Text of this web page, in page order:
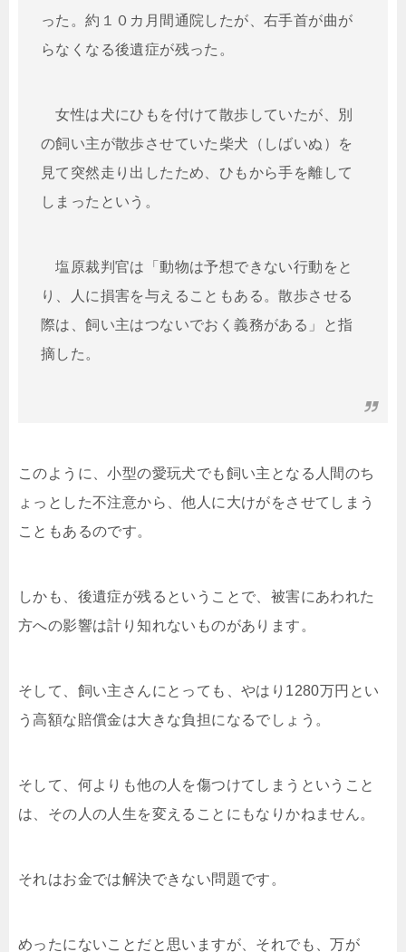
った。約１０カ月間通院したが、右手首が曲が
らなくなる後遺症が残った。
女性は犬にひもを付けて散歩していたが、別
の飼い主が散歩させていた柴犬（しばいぬ）を
見て突然走り出したため、ひもから手を離して
しまったという。
塩原裁判官は「動物は予想できない行動をと
り、人に損害を与えることもある。散歩させる
際は、飼い主はつないでおく義務がある」と指
摘した。
このように、小型の愛玩犬でも飼い主となる人間のち
ょっとした不注意から、他人に大けがをさせてしまう
こともあるのです。
しかも、後遺症が残るということで、被害にあわれた
方への影響は計り知れないものがあります。
そして、飼い主さんにとっても、やはり1280万円とい
う高額な賠償金は大きな負担になるでしょう。
そして、何よりも他の人を傷つけてしまうということ
は、その人の人生を変えることにもなりかねません。
それはお金では解決できない問題です。
めったにないことだと思いますが、それでも、万が